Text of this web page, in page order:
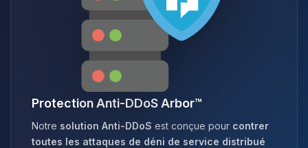
Protection Anti-DDoS Arbor™
Notre solution Anti-DDoS est conçue pour contrer
toutes les attaques de déni de service distribué